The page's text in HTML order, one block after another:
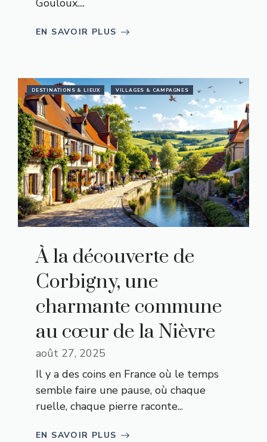
Gouloux....
EN SAVOIR PLUS
DESTINATIONS & LIEUX VILLAGES & CAMPAGNES
À la découverte de
Corbigny, une
charmante commune
au cœur de la Nièvre
août 27, 2025
Il y a des coins en France où le temps
semble faire une pause, où chaque
ruelle, chaque pierre raconte...
EN SAVOIR PLUS